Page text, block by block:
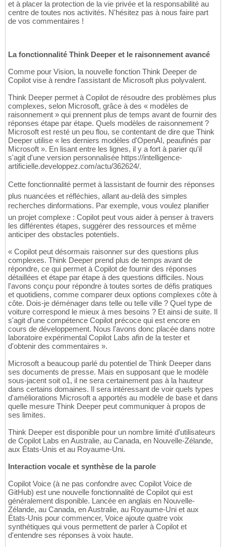
et à placer la protection de la vie privée et la responsabilité au
centre de toutes nos activités. N'hésitez pas à nous faire part
de vos commentaires !
La fonctionnalité Think Deeper et le raisonnement avancé
Comme pour Vision, la nouvelle fonction Think Deeper de
Copilot vise à rendre l'assistant de Microsoft plus polyvalent.
Think Deeper permet à Copilot de résoudre des problèmes plus
complexes, selon Microsoft, grâce à des « modèles de
raisonnement » qui prennent plus de temps avant de fournir des
réponses étape par étape. Quels modèles de raisonnement ?
Microsoft est resté un peu flou, se contentant de dire que Think
Deeper utilise « les derniers modèles d'OpenAI, peaufinés par
Microsoft ». En lisant entre les lignes, il y a fort à parier qu'il
s'agit d'une version personnalisée https://intelligence-
artificielle.developpez.com/actu/362624/.
Cette fonctionnalité permet à lassistant de fournir des réponses
plus nuancées et réfléchies, allant au-delà des simples
recherches dinformations. Par exemple, vous voulez planifier
un projet complexe : Copilot peut vous aider à penser à travers
les différentes étapes, suggérer des ressources et même
anticiper des obstacles potentiels.
« Copilot peut désormais raisonner sur des questions plus
complexes. Think Deeper prend plus de temps avant de
répondre, ce qui permet à Copilot de fournir des réponses
détaillées et étape par étape à des questions difficiles. Nous
l'avons conçu pour répondre à toutes sortes de défis pratiques
et quotidiens, comme comparer deux options complexes côte à
côte. Dois-je déménager dans telle ou telle ville ? Quel type de
voiture correspond le mieux à mes besoins ? Et ainsi de suite. Il
s'agit d'une compétence Copilot précoce qui est encore en
cours de développement. Nous l'avons donc placée dans notre
laboratoire expérimental Copilot Labs afin de la tester et
d'obtenir des commentaires ».
Microsoft a beaucoup parlé du potentiel de Think Deeper dans
ses documents de presse. Mais en supposant que le modèle
sous-jacent soit o1, il ne sera certainement pas à la hauteur
dans certains domaines. Il sera intéressant de voir quels types
d'améliorations Microsoft a apportés au modèle de base et dans
quelle mesure Think Deeper peut communiquer à propos de
ses limites.
Think Deeper est disponible pour un nombre limité d'utilisateurs
de Copilot Labs en Australie, au Canada, en Nouvelle-Zélande,
aux États-Unis et au Royaume-Uni.
Interaction vocale et synthèse de la parole
Copilot Voice (à ne pas confondre avec Copilot Voice de
GitHub) est une nouvelle fonctionnalité de Copilot qui est
généralement disponible. Lancée en anglais en Nouvelle-
Zélande, au Canada, en Australie, au Royaume-Uni et aux
États-Unis pour commencer, Voice ajoute quatre voix
synthétiques qui vous permettent de parler à Copilot et
d'entendre ses réponses à voix haute.